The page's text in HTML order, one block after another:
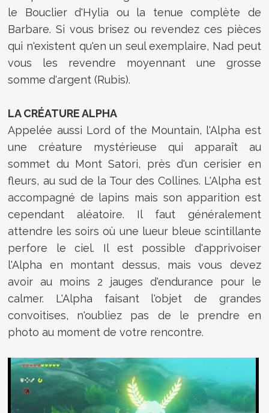
le Bouclier d'Hylia ou la tenue complète de
Barbare. Si vous brisez ou revendez ces pièces
qui n'existent qu'en un seul exemplaire, Nad peut
vous les revendre moyennant une grosse
somme d'argent (Rubis).
LA CRÉATURE ALPHA
Appelée aussi Lord of the Mountain, l'Alpha est
une créature mystérieuse qui apparaît au
sommet du Mont Satori, près d'un cerisier en
fleurs, au sud de la Tour des Collines. L'Alpha est
accompagné de lapins mais son apparition est
cependant aléatoire. Il faut généralement
attendre les soirs où une lueur bleue scintillante
perfore le ciel. Il est possible d'apprivoiser
l'Alpha en montant dessus, mais vous devez
avoir au moins 2 jauges d'endurance pour le
calmer. L'Alpha faisant l'objet de grandes
convoitises, n'oubliez pas de le prendre en
photo au moment de votre rencontre.